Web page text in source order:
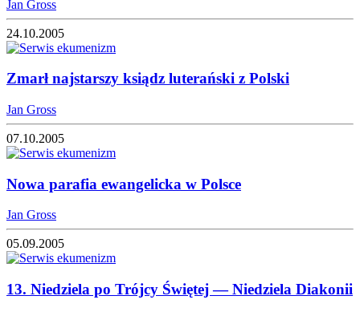
Jan Gross
24.10.2005
Zmarł najstarszy ksiądz luterański z Polski
Jan Gross
07.10.2005
Nowa parafia ewangelicka w Polsce
Jan Gross
05.09.2005
13. Niedziela po Trójcy Świętej — Niedziela Diakonii